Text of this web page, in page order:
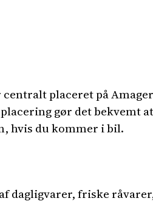
placeret på
gør det bekvemt
hvis du kommer i bil.
dagligvarer, friske